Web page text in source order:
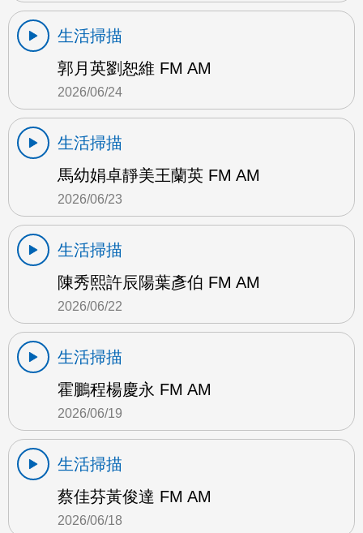
生活掃描
郭月英劉恕維 FM AM
2026/06/24
生活掃描
馬幼娟卓靜美王蘭英 FM AM
2026/06/23
生活掃描
陳秀熙許辰陽葉彥伯 FM AM
2026/06/22
生活掃描
霍鵬程楊慶永 FM AM
2026/06/19
生活掃描
蔡佳芬黃俊達 FM AM
2026/06/18